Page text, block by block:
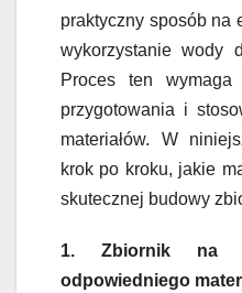
praktyczny sposób na
wykorzystanie wody
Proces ten wymaga
przygotowania i
materiałów. W
krok po kroku, jakie
skutecznej budowy
1. Zbiornik na
odpowiedniego